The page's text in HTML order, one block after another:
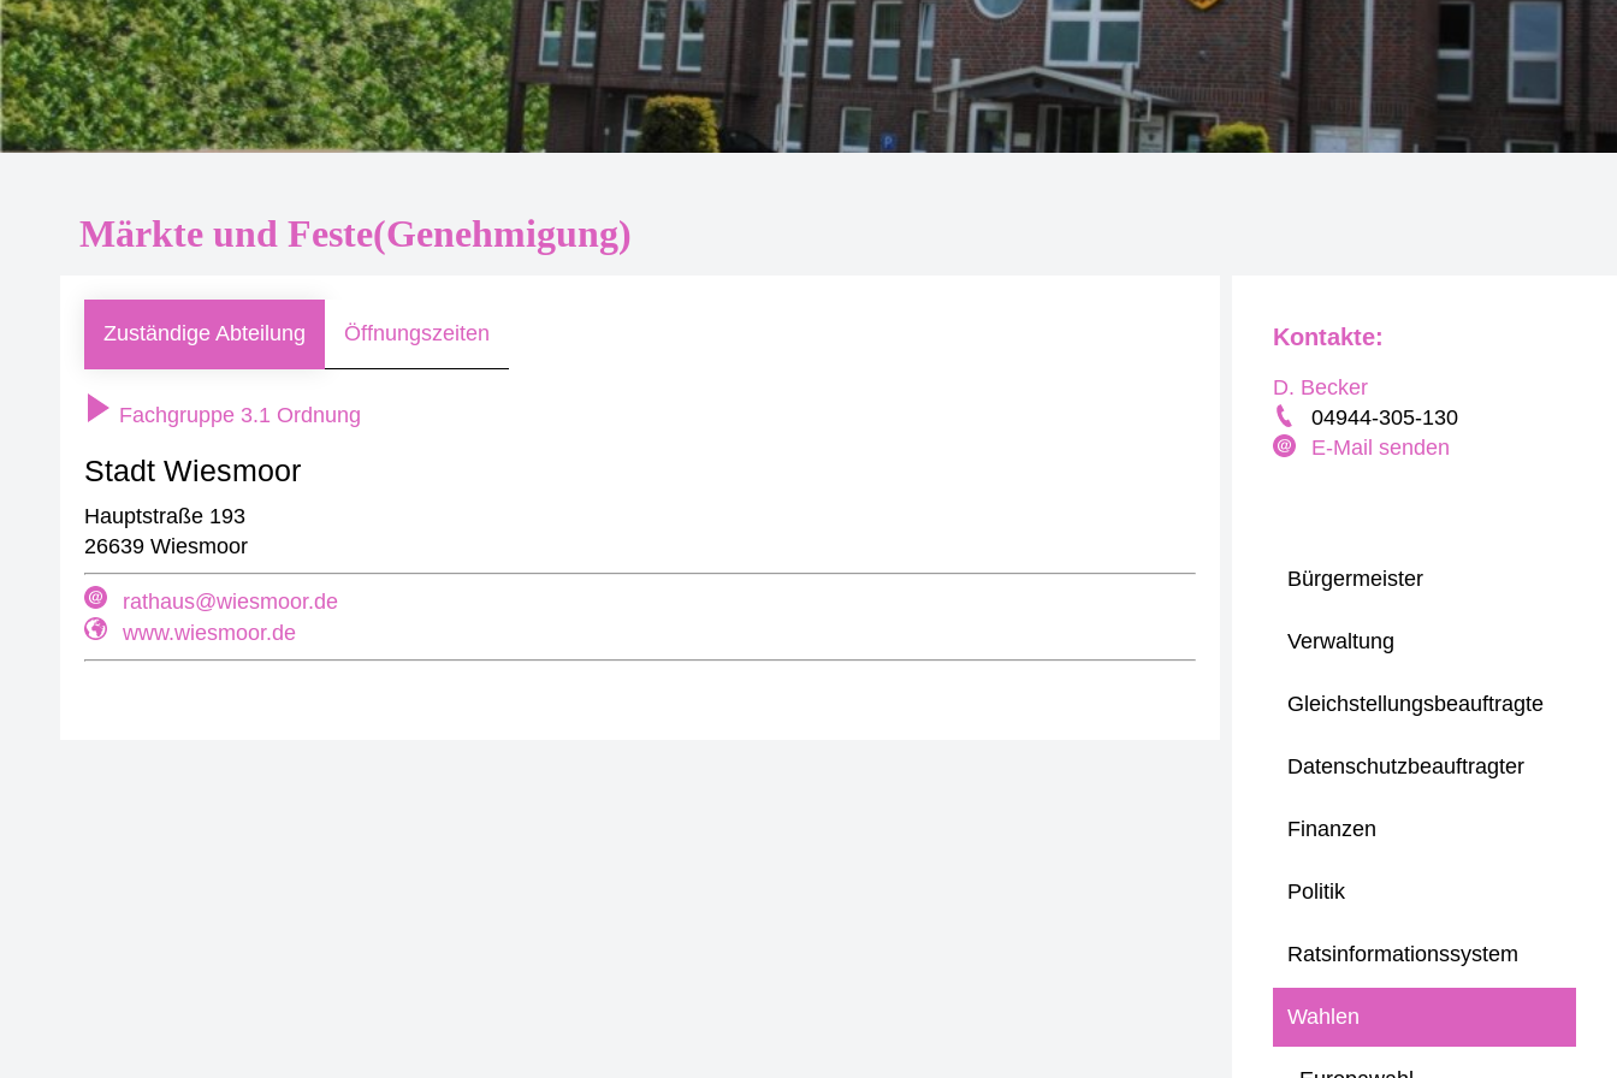
Märkte und Feste(Genehmigung)
Zuständige Abteilung Öffnungszeiten
Fachgruppe 3.1 Ordnung
Stadt Wiesmoor
Hauptstraße 193
26639 Wiesmoor
rathaus@wiesmoor.de
www.wiesmoor.de
Bürgermeister
Verwaltung
Gleichstellungsbeauftragte
Datenschutzbeauftragter
Finanzen
Politik
Ratsinformationssystem
Wahlen
Kontakte:
D. Becker
04944-305-130
E-Mail senden